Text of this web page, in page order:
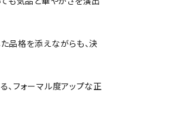
品格を添えながらも、決
、フォーマル度アップな正